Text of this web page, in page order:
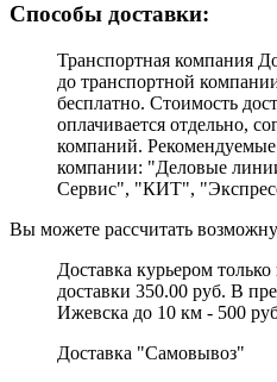
Cпособы доставки:
Транспортная компания
до транспортной
бесплатно. Стоимость
оплачивается отдельно,
компаний.
компании: "Деловые
Сервис", "КИТ",
Вы можете рассчитать
Доставка курьером
доставки 350.00 руб. В
Ижевска до 10 км - 500
Доставка "Самовывоз"